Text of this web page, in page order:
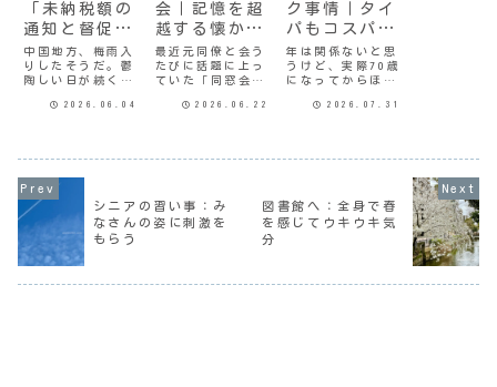
「未納税額の
通知と督促
状」が来た！
中国地方、梅雨入
りしたそうだ。鬱
陶しい日が続くの
ンガンの猛暑と、
今朝メールのチェ
ックをしている
と、国税庁徴収管
理部というところ
から「未納税額の
ご通知」というメ
ー...
2026.06.04
会｜記憶を超
越する懐かし
さ
最近元同僚と会う
たびに話題に上っ
ていた「同窓会」
た。初めは深く考
った。わたしは過
去のだいたいのこ
とは都合よく忘れ
2026.06.22
ク事情｜タイ
パもコスパも
最高のアイテ
ム
年は関係ないと思
うけど、実際70歳
になってからほと
くなった。ちょっ
い線とかがスジに
なったり、肌が乾
2026.07.31
シニアの習い事：み
なさんの姿に刺激を
もらう
図書館へ：全身で春
を感じてウキウキ気
分